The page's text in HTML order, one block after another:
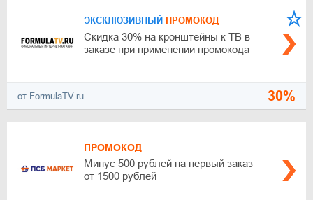
ЭКСКЛЮЗИВНЫЙ ПРОМОКОД
Скидка 30% на кронштейны к ТВ в
заказе при применении промокода
от FormulaTV.ru 30%
ПРОМОКОД
Минус 500 рублей на первый заказ
от 1500 рублей